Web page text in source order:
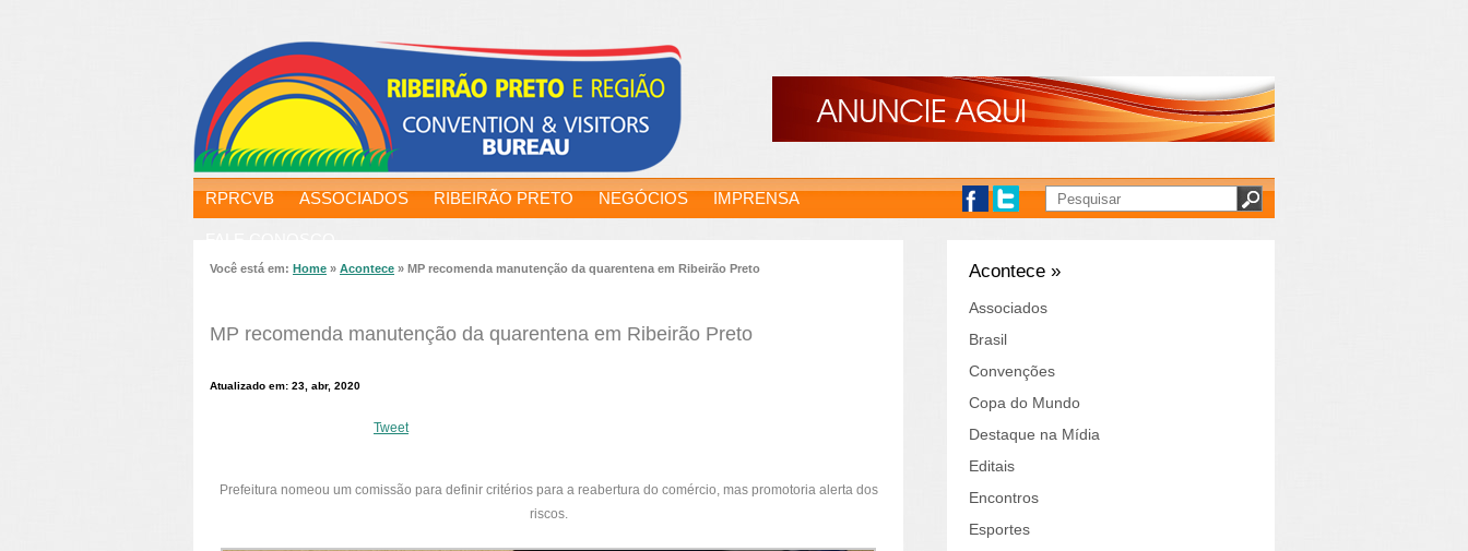
RPRCVB ASSOCIADOS RIBEIRÃO PRETO NEGÓCIOS IMPRENSA
Você está em: Home » Acontece » MP recomenda manutenção da quarentena em Ribeirão Preto
MP recomenda manutenção da quarentena em Ribeirão Preto
Atualizado em: 23, abr, 2020
Tweet
Prefeitura nomeou um comissão para definir critérios para a reabertura do comércio, mas promotoria alerta dos
riscos.
Acontece »
Associados
Brasil
Convenções
Copa do Mundo
Destaque na Mídia
Editais
Encontros
Esportes